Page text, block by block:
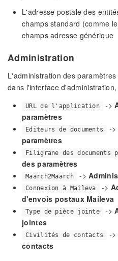
L'adresse postale des
champs standard (comme
champs adresse générique
Administration
L'administration des
dans l'interface
URL de l'application ->
paramètres
Editeurs de documents ->
paramètres
Filigrane des documents
des paramètres
Maarch2Maarch ->
Connexion à Maileva ->
d'envois postaux Maileva
Type de pièce jointe ->
jointes
Civilités de contacts ->
contacts